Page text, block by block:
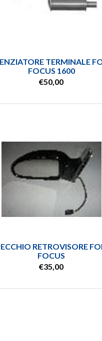
TERMINALE
FOCUS 1600
€50,00
RETROVISORE
FOCUS
€35,00